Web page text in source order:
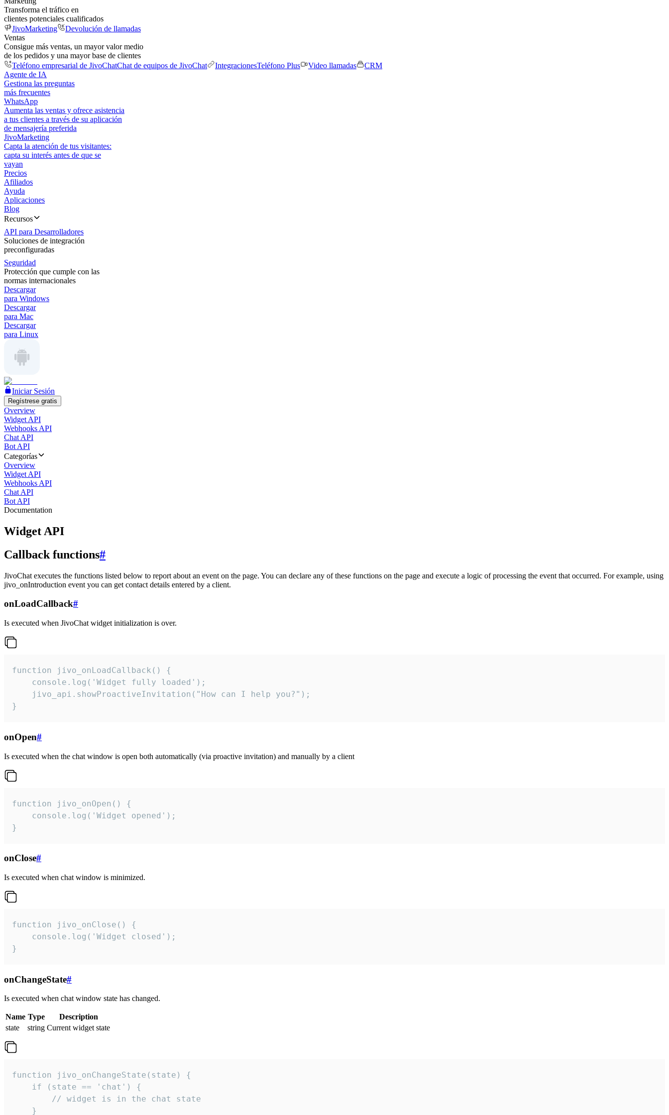
Transforma el tráfico en
clientes potenciales cualificados
JivoMarketing
Devolución de llamadas
Ventas
Consigue más ventas, un mayor valor medio
de los pedidos y una mayor base de clientes
Teléfono empresarial de JivoChatChat de equipos de JivoChat IntegracionesTeléfono Plus Video llamadas
CRM
Agente de IA
Gestiona las preguntas
más frecuentes
WhatsApp
Aumenta las ventas y ofrece asistencia
a tus clientes a través de su aplicación
de mensajería preferida
JivoMarketing
Capta la atención de tus visitantes:
capta su interés antes de que se
vayan
Precios
Afiliados
Ayuda
Aplicaciones
Blog
Recursos
API para Desarrolladores
Soluciones de integración
preconfiguradas
Seguridad
Protección que cumple con las
normas internacionales
Descargar
para Windows
Descargar
para Mac
Descargar
para Linux
Iniciar Sesión
Regístrese gratis
Overview
Widget API
Webhooks API
Chat API
Bot API
Categorías
Overview
Widget API
Webhooks API
Chat API
Bot API
Documentation
Widget API
Callback functions#
JivoChat executes the functions listed below to report about an event on the page. You can declare any of these functions on the page and execute a logic of processing the event that occurred. For example, using
jivo_onIntroduction event you can get contact details entered by a client.
onLoadCallback#
Is executed when JivoChat widget initialization is over.
function jivo_onLoadCallback() {
    console.log('Widget fully loaded');
    jivo_api.showProactiveInvitation("How can I help you?");
}
onOpen#
Is executed when the chat window is open both automatically (via proactive invitation) and manually by a client
function jivo_onOpen() {
    console.log('Widget opened');
}
onClose#
Is executed when chat window is minimized.
function jivo_onClose() {
    console.log('Widget closed');
}
onChangeState#
Is executed when chat window state has changed.
Name Type
Description
state
string Current widget state
function jivo_onChangeState(state) {
    if (state == 'chat') {
        // widget is in the chat state
    }